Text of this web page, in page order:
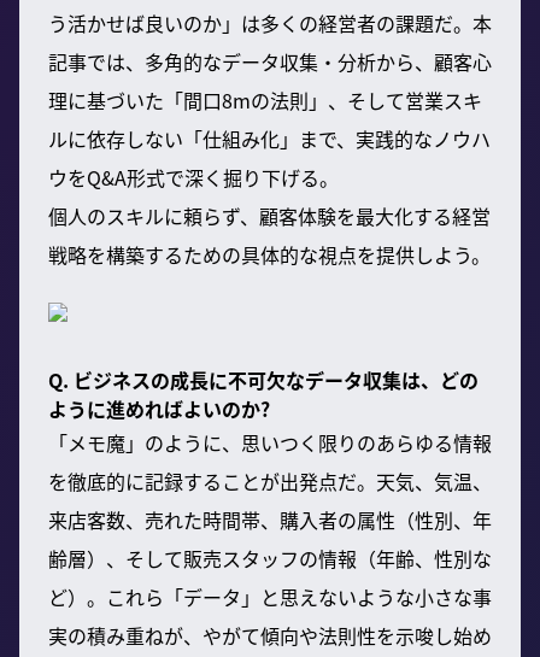
う活かせば良いのか」は多くの経営者の課題だ。本
記事では、多角的なデータ収集・分析から、顧客心
理に基づいた「間口8mの法則」、そして営業スキ
ルに依存しない「仕組み化」まで、実践的なノウハ
ウをQ&A形式で深く掘り下げる。
個人のスキルに頼らず、顧客体験を最大化する経営
戦略を構築するための具体的な視点を提供しよう。
Q. ビジネスの成長に不可欠なデータ収集は、どの
ように進めればよいのか?
「メモ魔」のように、思いつく限りのあらゆる情報
を徹底的に記録することが出発点だ。天気、気温、
来店客数、売れた時間帯、購入者の属性（性別、年
齢層）、そして販売スタッフの情報（年齢、性別な
ど）。これら「データ」と思えないような小さな事
実の積み重ねが、やがて傾向や法則性を示唆し始め